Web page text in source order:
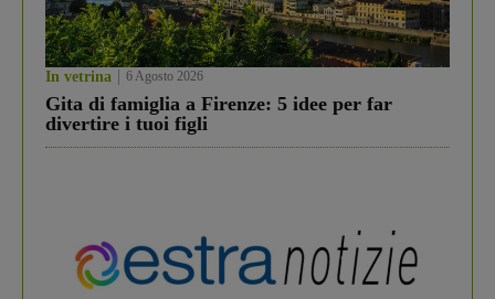
In vetrina 6 Agosto 2026
Gita di famiglia a Firenze: 5 idee per far
divertire i tuoi figli